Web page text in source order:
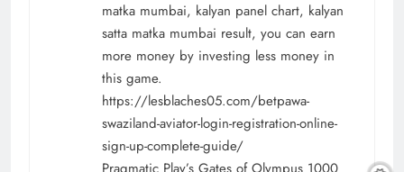
matka mumbai, kalyan panel chart, kalyan
satta matka mumbai result, you can earn
more money by investing less money in
this game.
https://lesblaches05.com/betpawa-
swaziland-aviator-login-registration-online-
sign-up-complete-guide/